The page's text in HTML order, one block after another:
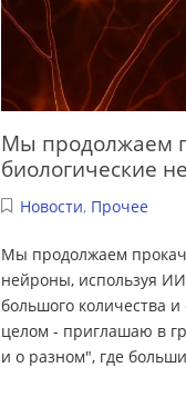
Мы продолжаем
биологические
Новости, Прочее
Мы продолжаем
нейроны, используя
большого количества
целом - приглашаю в
и о разном", где